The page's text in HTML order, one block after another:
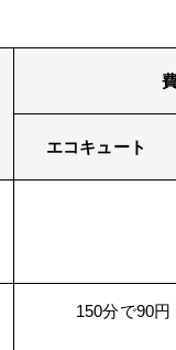
エコキュート
150分で90円